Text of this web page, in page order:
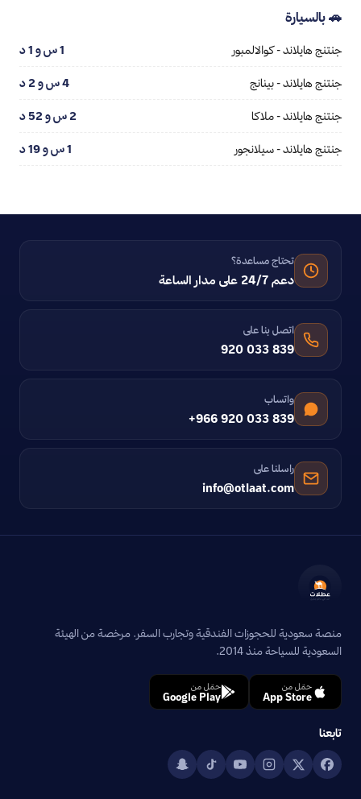
🚗 بالسيارة
جنتنج هايلاند - كوالالمبور 1 س و 1 د
جنتنج هايلاند - بينانج 4 س و 2 د
جنتنج هايلاند - ملاكا 2 س و 52 د
جنتنج هايلاند - سيلانجور 1 س و 19 د
تحتاج مساعدة؟
دعم 24/7 على مدار الساعة
اتصل بنا على
920 033 839
واتساب
+966 920 033 839
راسلنا على
info@otlaat.com
منصة سعودية للحجوزات الفندقية وتجارب السفر. مرخصة من الهيئة
السعودية للسياحة منذ 2014.
حمّل من
App Store
حمّل من
Google Play
تابعنا